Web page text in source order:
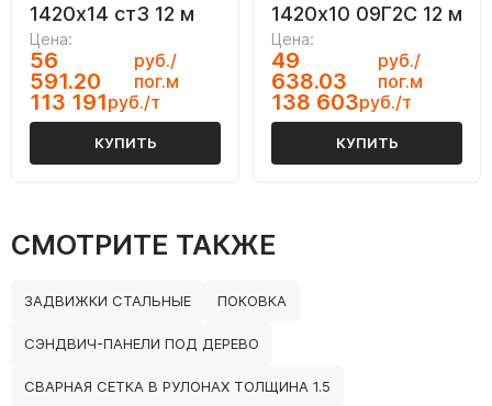
1420х14 ст3 12 м
Цена:
56
591.20
руб./
пог.м
113 191руб./т
КУПИТЬ
1420х10 09Г2С 12 м
Цена:
49
638.03
руб./
пог.м
138 603руб./т
КУПИТЬ
СМОТРИТЕ ТАКЖЕ
ЗАДВИЖКИ СТАЛЬНЫЕ ПОКОВКА
СЭНДВИЧ-ПАНЕЛИ ПОД ДЕРЕВО
СВАРНАЯ СЕТКА В РУЛОНАХ ТОЛЩИНА 1.5